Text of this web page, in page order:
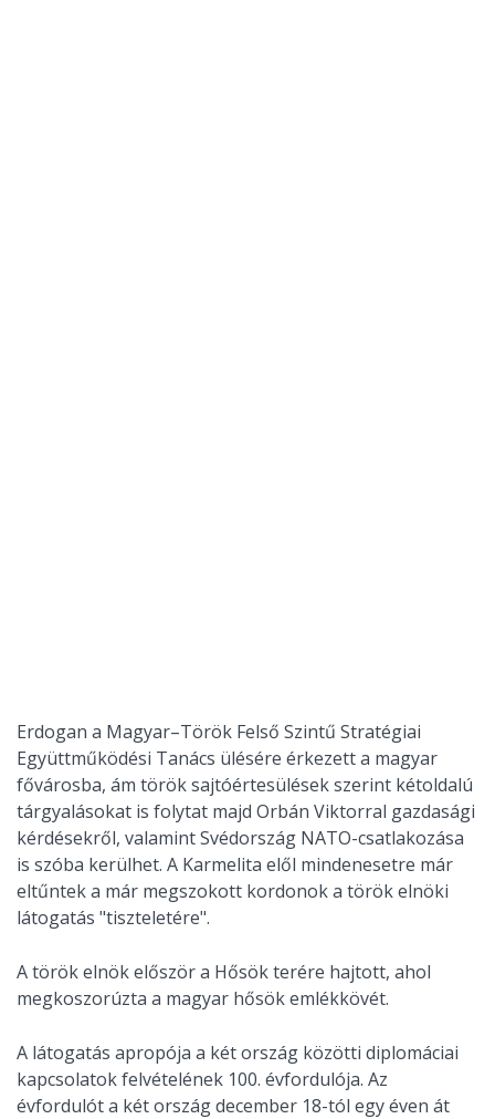
Erdogan a Magyar–Török Felső Szintű Stratégiai
Együttműködési Tanács ülésére érkezett a magyar
fővárosba, ám török sajtóértesülések szerint kétoldalú
tárgyalásokat is folytat majd Orbán Viktorral gazdasági
kérdésekről, valamint Svédország NATO-csatlakozása
is szóba kerülhet. A Karmelita elől mindenesetre már
eltűntek a már megszokott kordonok a török elnöki
látogatás "tiszteletére".
A török elnök először a Hősök terére hajtott, ahol
megkoszorúzta a magyar hősök emlékkövét.
A látogatás apropója a két ország közötti diplomáciai
kapcsolatok felvételének 100. évfordulója. Az
évfordulót a két ország december 18-tól egy éven át